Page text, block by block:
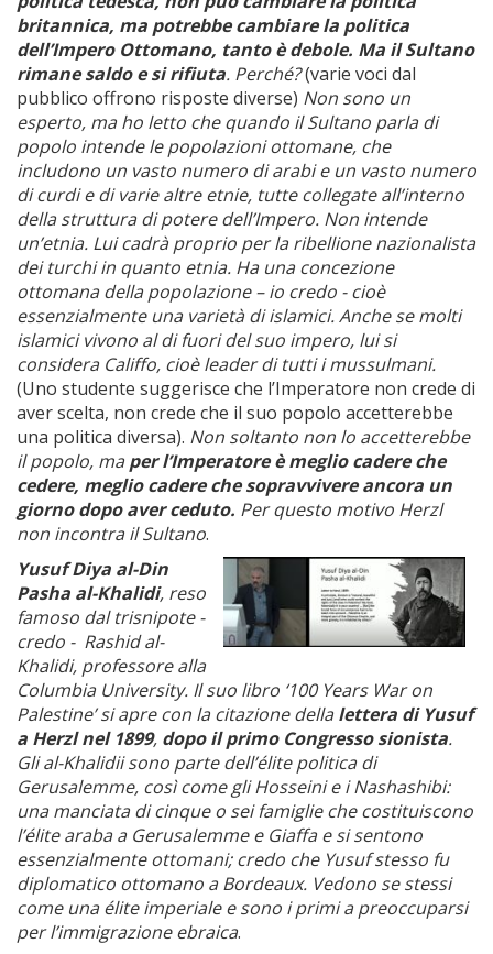
britannica, ma potrebbe cambiare la politica
dell’Impero Ottomano, tanto è debole. Ma il Sultano
rimane saldo e si rifiuta. Perché?(varie voci dal
pubblico offrono risposte diverse) Non sono un
esperto, ma ho letto che quando il Sultano parla di
popolo intende le popolazioni ottomane, che
includono un vasto numero di arabi e un vasto numero
di curdi e di varie altre etnie, tutte collegate all’interno
della struttura di potere dell’Impero. Non intende
un’etnia. Lui cadrà proprio per la ribellione nazionalista
dei turchi in quanto etnia. Ha una concezione
ottomana della popolazione – io credo - cioè
essenzialmente una varietà di islamici. Anche se molti
islamici vivono al di fuori del suo impero, lui si
considera Califfo, cioè leader di tutti i mussulmani.
(Uno studente suggerisce che l’Imperatore non crede di
aver scelta, non crede che il suo popolo accetterebbe
una politica diversa). Non soltanto non lo accetterebbe
il popolo, maper l’Imperatore è meglio cadere che
cedere, meglio cadere che sopravvivere ancora un
giorno dopo aver ceduto. Per questo motivo Herzl
non incontra il Sultano.
Yusuf Diya al-Din
Pasha al-Khalidi, reso
famoso dal trisnipote -
credo - Rashid al-
Khalidi, professore alla
Columbia University. Il suo libro ‘100 Years War on
Palestine’ si apre con la citazione dellalettera di Yusuf
a Herzl nel 1899, dopo il primo Congresso sionista.
Gli al-Khalidii sono parte dell’élite politica di
Gerusalemme, così come gli Hosseini e i Nashashibi:
una manciata di cinque o sei famiglie che costituiscono
l’élite araba a Gerusalemme e Giaffa e si sentono
essenzialmente ottomani; credo che Yusuf stesso fu
diplomatico ottomano a Bordeaux. Vedono se stessi
come una élite imperiale e sono i primi a preoccuparsi
per l’immigrazione ebraica.